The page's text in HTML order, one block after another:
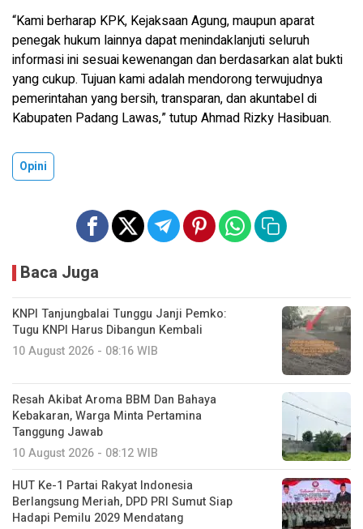
“Kami berharap KPK, Kejaksaan Agung, maupun aparat
penegak hukum lainnya dapat menindaklanjuti seluruh
informasi ini sesuai kewenangan dan berdasarkan alat bukti
yang cukup. Tujuan kami adalah mendorong terwujudnya
pemerintahan yang bersih, transparan, dan akuntabel di
Kabupaten Padang Lawas,” tutup Ahmad Rizky Hasibuan.
Opini
Baca Juga
KNPI Tanjungbalai Tunggu Janji Pemko:
Tugu KNPI Harus Dibangun Kembali
10 August 2026 - 08:16 WIB
Resah Akibat Aroma BBM Dan Bahaya
Kebakaran, Warga Minta Pertamina
Tanggung Jawab
10 August 2026 - 08:12 WIB
HUT Ke-1 Partai Rakyat Indonesia
Berlangsung Meriah, DPD PRI Sumut Siap
Hadapi Pemilu 2029 Mendatang